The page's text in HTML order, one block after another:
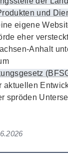
und
eigene
eher
Anhalt
aktuellen
spröden